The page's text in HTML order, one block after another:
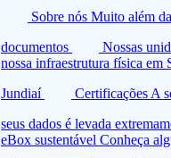
Sobre nós Muito além
documentos
Nossas
nossa infraestrutura física em
Jundiaí
Certificações A
seus dados é levada
eBox sustentável Conheça